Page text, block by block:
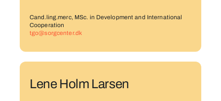
Cand.ling.merc, MSc. in Development and International
Cooperation
tgo@sorgcenter.dk
Lene Holm Larsen